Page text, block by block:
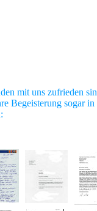
mit uns zufrieden
Begeisterung sogar